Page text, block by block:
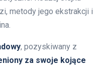
metody jego ekstrakcji i
, pozyskiwany z
za swoje kojące